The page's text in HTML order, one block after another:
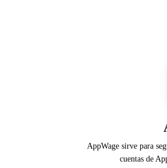
AppWage sirve para
cuentas de